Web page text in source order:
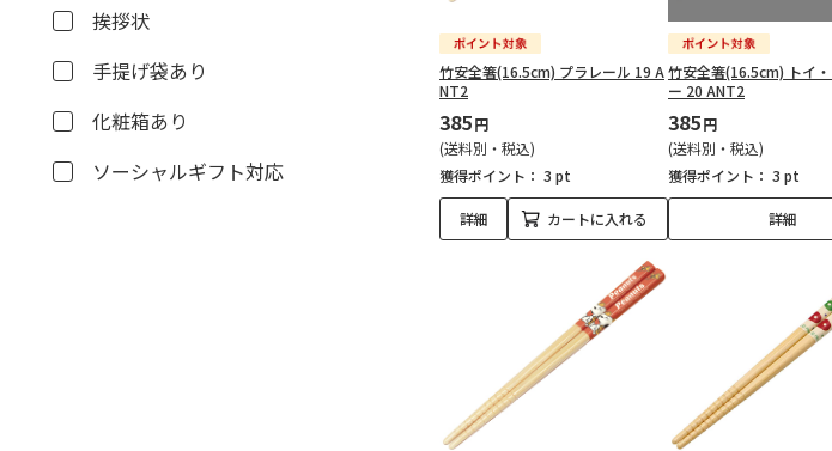
竹安全箸(16.5cm) プラレール 19 A
NT2
385円
(送料別・税込)
獲得ポイント： 3 pt
詳細 カートに入れる
竹安全箸(16.5cm) トイ
ー 20 ANT2
385円
(送料別・税込)
獲得ポイント： 3 pt
詳細
挨拶状
手提げ袋あり
化粧箱あり
ソーシャルギフト対応